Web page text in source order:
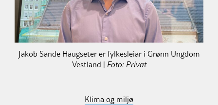
Jakob Sande Haugseter er fylkesleiar i Grønn Ungdom
Vestland | Foto: Privat
Klima og miljø